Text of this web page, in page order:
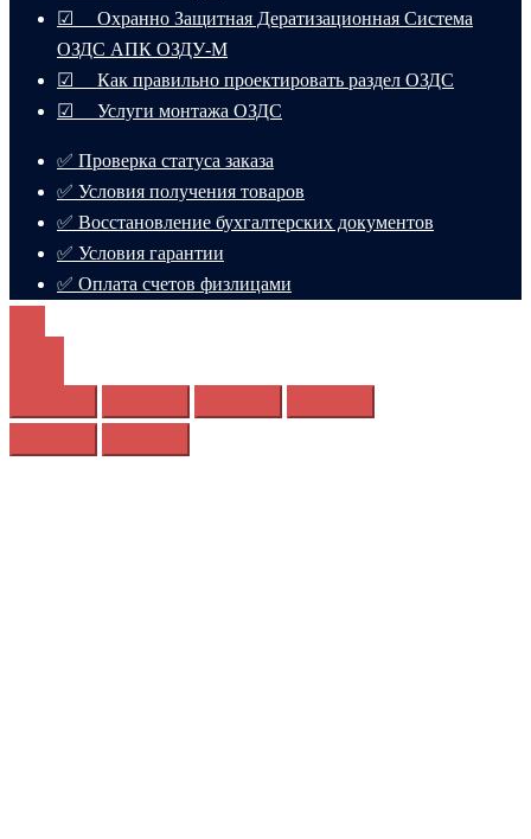
☑ Охранно Защитная Дератизационная Система
ОЗДС АПК ОЗДУ-М
☑ Как правильно проектировать раздел ОЗДС
☑ Услуги монтажа ОЗДС
✅ Проверка статуса заказа
✅ Условия получения товаров
✅ Восстановление бухгалтерских документов
✅ Условия гарантии
✅ Оплата счетов физлицами